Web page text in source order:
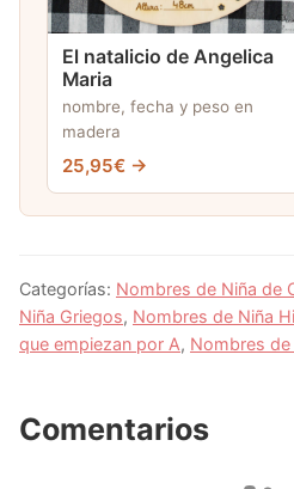
El natalicio de Angelica
Maria
nombre, fecha y peso en
madera
25,95€ →
Categorías: Nombres de Niña de
Niña Griegos, Nombres de Niña
que empiezan por A, Nombres de
Comentarios